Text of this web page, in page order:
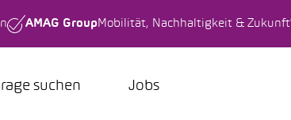
AMAG Group Mobilität, Nachhaltigkeit & Zukunft
suchen Jobs